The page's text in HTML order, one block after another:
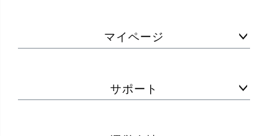
マイページ
サポート